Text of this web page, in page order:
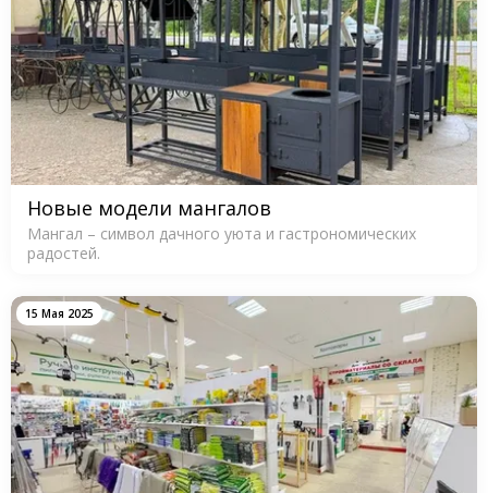
Новые модели мангалов
Мангал – символ дачного уюта и гастрономических
радостей.
15 Мая 2025